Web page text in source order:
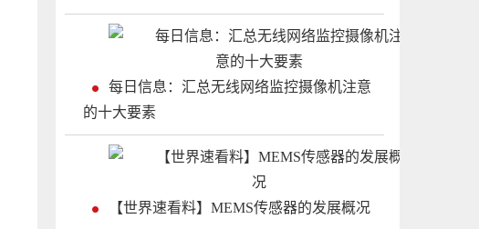
每日信息：汇总无线网络监控摄像机注意
的十大要素
【世界速看料】MEMS传感器的发展概况